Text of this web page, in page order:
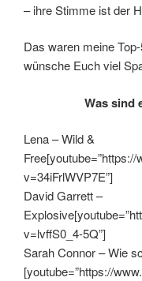
– ihre Stimme ist der
Das waren meine
wünsche Euch viel
Was sind
Lena – Wild &
v=34iFrlWVP7E”]
David Garrett –
v=lvffS0_4-5Q”]
Sarah Connor – Wie
[youtube=”https://